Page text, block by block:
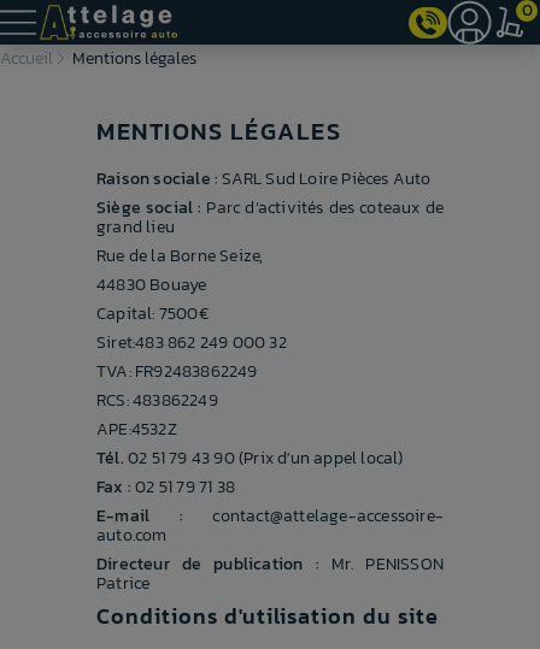
0
Accueil
Mentions légales
MENTIONS LÉGALES
Raison sociale :SARL Sud Loire Pièces Auto
Siège social : Parc d’activités des coteaux de
grand lieu
Rue de la Borne Seize,
44830 Bouaye
Capital: 7500€
Siret:483 862 249 000 32
TVA: FR92483862249
RCS: 483862249
APE:4532Z
Tél.02 51 79 43 90 (Prix d'un appel local)
Fax :02 51 79 71 38
E-mail : contact@attelage-accessoire-
auto.com
Directeur de publication : Mr. PENISSON
Patrice
Conditions d'utilisation du site